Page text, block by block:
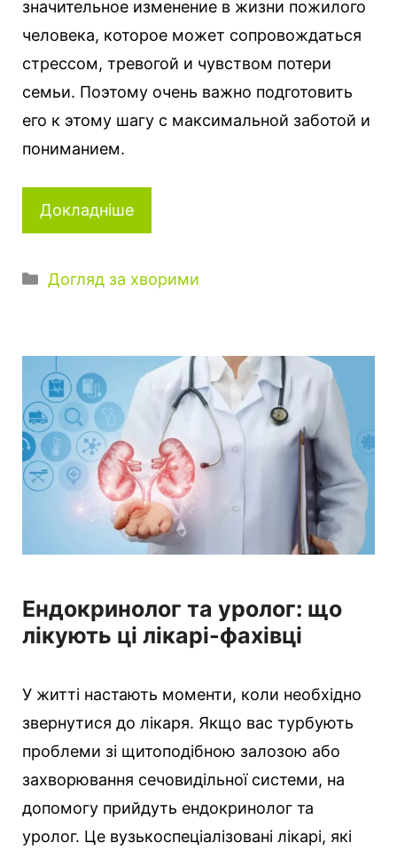
значительное изменение в жизни пожилого
человека, которое может сопровождаться
стрессом, тревогой и чувством потери
семьи. Поэтому очень важно подготовить
его к этому шагу с максимальной заботой и
пониманием.
Докладніше
К
г
о
р
ї
Догляд за хворими
Ендокринолог та уролог: що
лікують ці лікарі-фахівці
У житті настають моменти, коли необхідно
звернутися до лікаря. Якщо вас турбують
проблеми зі щитоподібною залозою або
захворювання сечовидільної системи, на
допомогу прийдуть ендокринолог та
уролог. Це вузькоспеціалізовані лікарі, які